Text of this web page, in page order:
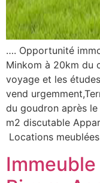
…. Opportunité
Minkom à 20km du
voyage et les
vend
du goudron après le
m2 discutable
Locations